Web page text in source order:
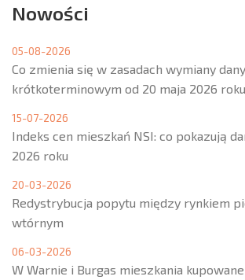
Nowości
05-08-2026
Co zmienia się w zasadach wymiany
krótkoterminowym od 20 maja 2026 roku
15-07-2026
Indeks cen mieszkań NSI: co pokazują
2026 roku
20-03-2026
Redystrybucja popytu między rynkiem
wtórnym
06-03-2026
W Warnie i Burgas mieszkania